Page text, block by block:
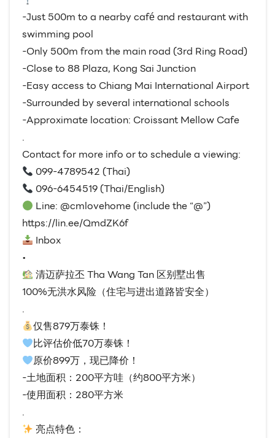
-Just 500m to a nearby café and restaurant with
swimming pool
-Only 500m from the main road (3rd Ring Road)
-Close to 88 Plaza, Kong Sai Junction
-Easy access to Chiang Mai International Airport
-Surrounded by several international schools
-Approximate location: Croissant Mellow Cafe
.
Contact for more info or to schedule a viewing:
099-4789542 (Thai)
096-6454519 (Thai/English)
Line: @cmlovehome (include the “@”)
https://lin.ee/QmdZK6f
Inbox
•
清迈萨拉丕 Tha Wang Tan 区别墅出售
100%无洪水风险（住宅与进出道路皆安全）
.
仅售879万泰铢！
比评估价低70万泰铢！
原价899万，现已降价！
-土地面积：200平方哇（约800平方米）
-使用面积：280平方米
.
亮点特色：